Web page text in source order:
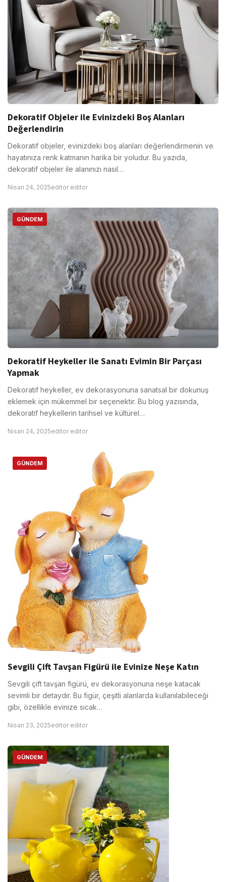
Dekoratif Objeler ile Evinizdeki Boş Alanları
Değerlendirin
Dekoratif objeler, evinizdeki boş alanları değerlendirmenin ve
hayatınıza renk katmanın harika bir yoludur. Bu yazıda,
dekoratif objeler ile alanınızı nasıl…
Nisan 24, 2025editor editor
GÜNDEM
Dekoratif Heykeller ile Sanatı Evimin Bir Parçası
Yapmak
Dekoratif heykeller, ev dekorasyonuna sanatsal bir dokunuş
eklemek için mükemmel bir seçenektir. Bu blog yazısında,
dekoratif heykellerin tarihsel ve kültürel…
Nisan 24, 2025editor editor
GÜNDEM
Sevgili Çift Tavşan Figürü ile Evinize Neşe Katın
Sevgili çift tavşan figürü, ev dekorasyonuna neşe katacak
sevimli bir detaydır. Bu figür, çeşitli alanlarda kullanılabileceği
gibi, özellikle evinize sıcak…
Nisan 23, 2025editor editor
GÜNDEM